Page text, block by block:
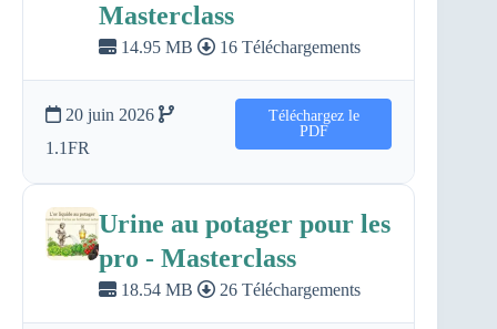
Masterclass
14.95 MB 16 Téléchargements
20 juin 2026
1.1FR
Téléchargez le
PDF
Urine au potager pour les
pro - Masterclass
18.54 MB 26 Téléchargements